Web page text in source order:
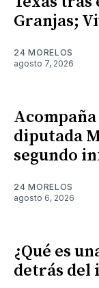
Granjas;
24 MORELOS
agosto 7, 2026
diputada
segundo
24 MORELOS
agosto 6, 2026
¿Qué es
detrás del